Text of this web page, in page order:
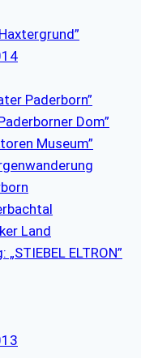
Paderborn”
Dom”
Museum”
Land
ELTRON”